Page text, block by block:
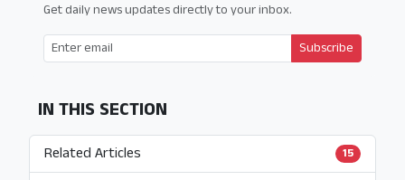
Get daily news updates directly to your inbox.
Subscribe
IN THIS SECTION
Related Articles 15